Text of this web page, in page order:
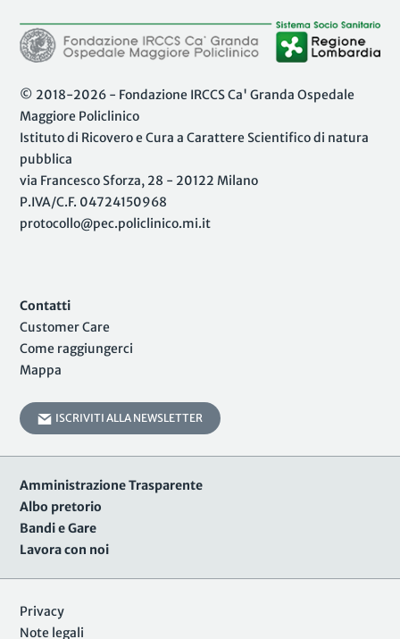
© 2018-2026 - Fondazione IRCCS Ca' Granda Ospedale
Maggiore Policlinico
Istituto di Ricovero e Cura a Carattere Scientifico di natura
pubblica
via Francesco Sforza, 28 - 20122 Milano
P.IVA/C.F. 04724150968
protocollo@pec.policlinico.mi.it
Contatti
Customer Care
Come raggiungerci
Mappa
ISCRIVITI ALLA NEWSLETTER
Amministrazione Trasparente
Albo pretorio
Bandi e Gare
Lavora con noi
Privacy
Note legali